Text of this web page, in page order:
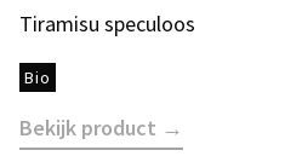
Tiramisu speculoos
Bio
Bekijk product →